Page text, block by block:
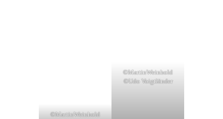
©MartinWeinhold
©MartinWeinhold
©Udo Voigtländer